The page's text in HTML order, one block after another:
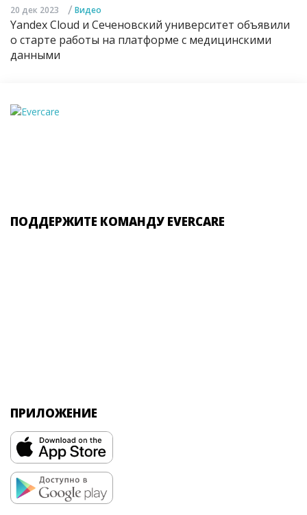
20 дек 2023 / Видео
Yandex Cloud и Сеченовский университет объявили
о старте работы на платформе с медицинскими
данными
ПОДДЕРЖИТЕ КОМАНДУ EVERCARE
ПРИЛОЖЕНИЕ